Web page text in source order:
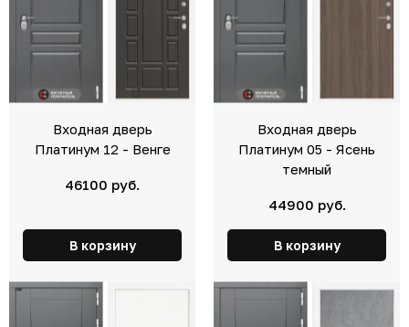
Входная дверь
Платинум 12 - Венге
46100 руб.
В корзину
Входная дверь
Платинум 05 - Ясень
темный
44900 руб.
В корзину